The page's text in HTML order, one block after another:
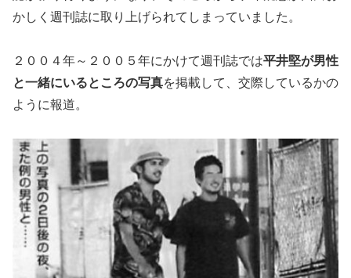
かしく週刊誌に取り上げられてしまっていました。
２００４年～２００５年にかけて週刊誌では平井堅が男性
と一緒にいるところの写真を掲載して、交際しているかの
ように報道。